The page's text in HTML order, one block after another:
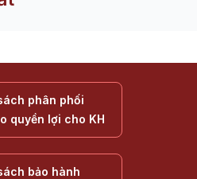
phân phối
quyền lợi cho KH
bảo hành